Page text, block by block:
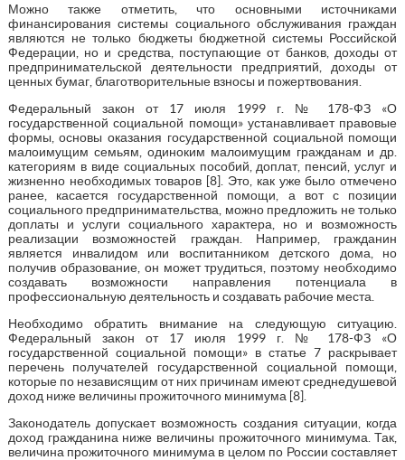
Можно также отметить, что основными источниками
финансирования системы социального обслуживания граждан
являются не только бюджеты бюджетной системы Российской
Федерации, но и средства, поступающие от банков, доходы от
предпринимательской деятельности предприятий, доходы от
ценных бумаг, благотворительные взносы и пожертвования.
Федеральный закон от 17 июля 1999 г. № 178-ФЗ «О
государственной социальной помощи» устанавливает правовые
формы, основы оказания государственной социальной помощи
малоимущим семьям, одиноким малоимущим гражданам и др.
категориям в виде социальных пособий, доплат, пенсий, услуг и
жизненно необходимых товаров [8]. Это, как уже было отмечено
ранее, касается государственной помощи, а вот с позиции
социального предпринимательства, можно предложить не только
доплаты и услуги социального характера, но и возможность
реализации возможностей граждан. Например, гражданин
является инвалидом или воспитанником детского дома, но
получив образование, он может трудиться, поэтому необходимо
создавать возможности направления потенциала в
профессиональную деятельность и создавать рабочие места.
Необходимо обратить внимание на следующую ситуацию.
Федеральный закон от 17 июля 1999 г. № 178-ФЗ «О
государственной социальной помощи» в статье 7 раскрывает
перечень получателей государственной социальной помощи,
которые по независящим от них причинам имеют среднедушевой
доход ниже величины прожиточного минимума [8].
Законодатель допускает возможность создания ситуации, когда
доход гражданина ниже величины прожиточного минимума. Так,
величина прожиточного минимума в целом по России составляет